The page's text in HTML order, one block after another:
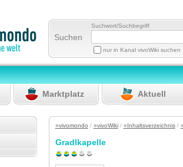
Suchen
Suchwort/Suchbegriff
nur in Kanal vivoWiki suchen
Marktplatz Aktuell
»vivomondo / »vivoWiki/ »Inhaltsverzeichnis/
Gradlkapelle